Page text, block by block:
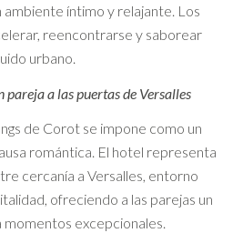
íntimo y relajante. Los
reencontrarse y saborear
urbano.
a las puertas de Versalles
de Corot se impone como un
romántica. El hotel representa
cercanía a Versalles, entorno
ofreciendo a las parejas un
excepcionales.